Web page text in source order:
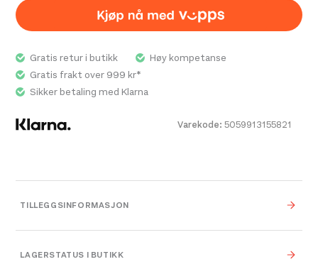
Varekode: 5059913155821
Gratis retur i butikk
Høy kompetanse
Gratis frakt over 999 kr*
Sikker betaling med Klarna
TILLEGGSINFORMASJON
LAGERSTATUS I BUTIKK